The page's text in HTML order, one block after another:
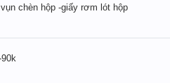
chèn hộp -giấy rơm lót hộp